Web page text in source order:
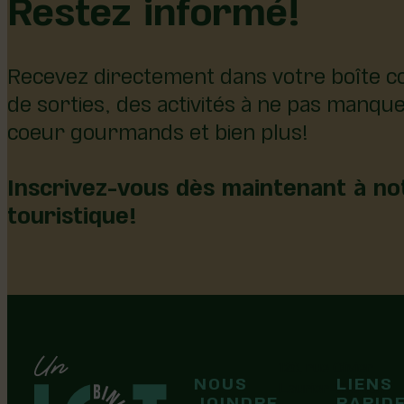
Recevez directement dans votre boîte
de sorties, des activités à ne pas
coeur gourmands et bien plus!
Inscrivez-vous dès maintenant à
touristique!
NOUS
Laurier-Station
LIENS